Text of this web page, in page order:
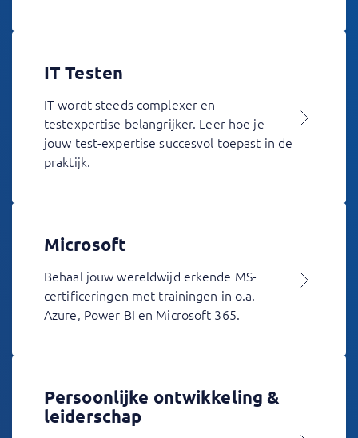
IT Testen
IT wordt steeds complexer en
testexpertise belangrijker. Leer hoe je
jouw test-expertise succesvol toepast in de
praktijk.
Microsoft
Behaal jouw wereldwijd erkende MS-
certificeringen met trainingen in o.a.
Azure, Power BI en Microsoft 365.
Persoonlijke ontwikkeling &
leiderschap